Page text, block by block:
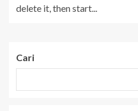
delete it, then start...
Cari